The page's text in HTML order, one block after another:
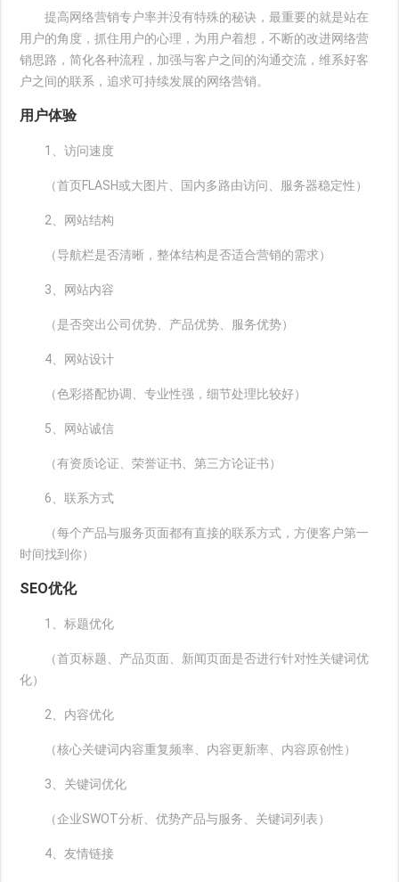
提高网络营销专户率并没有特殊的秘诀，最重要的就是站在
用户的角度，抓住用户的心理，为用户着想，不断的改进网络营
销思路，简化各种流程，加强与客户之间的沟通交流，维系好客
户之间的联系，追求可持续发展的网络营销。
用户体验
1、访问速度
（首页FLASH或大图片、国内多路由访问、服务器稳定性）
2、网站结构
（导航栏是否清晰，整体结构是否适合营销的需求）
3、网站内容
（是否突出公司优势、产品优势、服务优势）
4、网站设计
（色彩搭配协调、专业性强，细节处理比较好）
5、网站诚信
（有资质论证、荣誉证书、第三方论证书）
6、联系方式
（每个产品与服务页面都有直接的联系方式，方便客户第一
时间找到你）
SEO优化
1、标题优化
（首页标题、产品页面、新闻页面是否进行针对性关键词优
化）
2、内容优化
（核心关键词内容重复频率、内容更新率、内容原创性）
3、关键词优化
（企业SWOT分析、优势产品与服务、关键词列表）
4、友情链接